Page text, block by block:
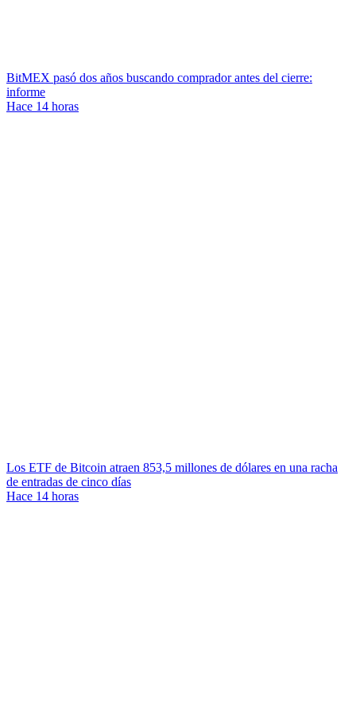
BitMEX pasó dos años buscando comprador antes del cierre:
informe
Hace 14 horas
Los ETF de Bitcoin atraen 853,5 millones de dólares en una racha
de entradas de cinco días
Hace 14 horas